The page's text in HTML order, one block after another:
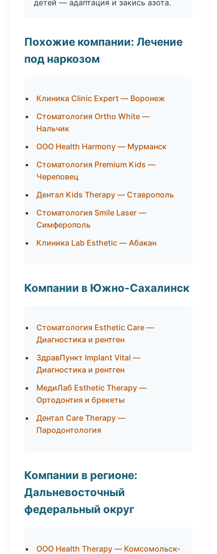
детей — адаптация и закись азота.
Похожие компании: Лечение
под наркозом
Клиника Clinic Expert — Воронеж
Стоматология Ortho White —
Нальчик
ООО Health Harmony — Мурманск
Стоматология Premium Kids —
Череповец
Дентал Kids Therapy — Ставрополь
Стоматология Smile Laser —
Симферополь
Клиника Lab Esthetic — Абакан
Компании в Южно-Сахалинск
Стоматология Esthetic Care —
Диагностика и рентген
ЗдравПункт Implant Vital —
Диагностика и рентген
МедиЛаб Esthetic Therapy —
Ортодонтия и брекеты
Дентал Care Therapy —
Пародонтология
Компании в регионе:
Дальневосточный
федеральный округ
ООО Health Therapy — Комсомольск-